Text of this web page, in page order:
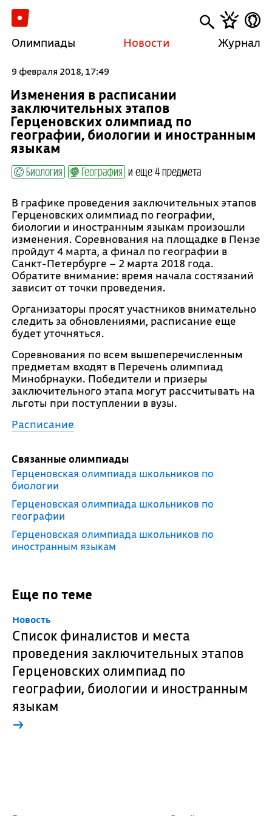
Олимпиады Новости Журнал
9 февраля 2018, 17:49
Изменения в расписании
заключительных этапов
Герценовских олимпиад по
географии, биологии и иностранным
языкам
Биология География и еще 4 предмета
В графике проведения заключительных этапов
Герценовских олимпиад по географии,
биологии и иностранным языкам произошли
изменения. Соревнования на площадке в Пензе
пройдут 4 марта, а финал по географии в
Санкт-Петербурге – 2 марта 2018 года.
Обратите внимание: время начала состязаний
зависит от точки проведения.
Организаторы просят участников внимательно
следить за обновлениями, расписание еще
будет уточняться.
Соревнования по всем вышеперечисленным
предметам входят в Перечень олимпиад
Минобрнауки. Победители и призеры
заключительного этапа могут рассчитывать на
льготы при поступлении в вузы.
Расписание
Связанные олимпиады
Герценовская олимпиада школьников по
биологии
Герценовская олимпиада школьников по
географии
Герценовская олимпиада школьников по
иностранным языкам
Еще по теме
Новость
Список финалистов и места
проведения заключительных этапов
Герценовских олимпиад по
географии, биологии и иностранным
языкам
→